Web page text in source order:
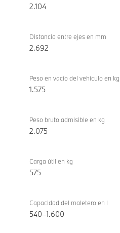
2.104
Distancia entre ejes en mm
2.692
Peso en vacío del vehículo en kg
1.575
Peso bruto admisible en kg
2.075
Carga útil en kg
575
Capacidad del maletero en l
540–1.600